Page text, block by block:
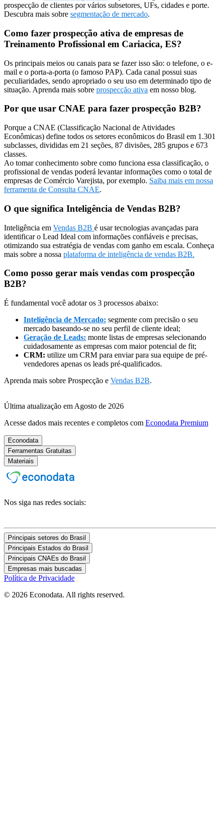
prospecção de clientes por vários subsetores, UFs, cidades e porte.
Descubra mais sobre segmentação de mercado.
Como fazer prospecção ativa de empresas de
Treinamento Profissional em Cariacica, ES?
Os principais meios ou canais para se fazer isso são: o telefone, o e-
mail e o porta-a-porta (o famoso PAP). Cada canal possui suas
peculiaridades, sendo apropriado o seu uso em determinado tipo de
situação. Aprenda mais sobre prospecção ativa em nosso blog.
Por que usar CNAE para fazer prospecção B2B?
Porque a CNAE (Classificação Nacional de Atividades
Econômicas) define todos os setores econômicos do Brasil em 1.301
subclasses, divididas em 21 seções, 87 divisões, 285 grupos e 673
classes.
Ao tomar conhecimento sobre como funciona essa classificação, o
profissional de vendas poderá levantar informações como o total de
empresas de Comércio Varejista, por exemplo. Saiba mais em nossa
ferramenta de Consulta CNAE.
O que significa Inteligência de Vendas B2B?
Inteligência em Vendas B2B é usar tecnologias avançadas para
identificar o Lead Ideal com informações confiáveis e precisas,
otimizando sua estratégia de vendas com ganho em escala. Conheça
mais sobre a nossa plataforma de inteligência de vendas B2B.
Como posso gerar mais vendas com prospecção
B2B?
É fundamental você adotar os 3 processos abaixo:
Inteligência de Mercado: segmente com precisão o seu
mercado baseando-se no seu perfil de cliente ideal;
Geração de Leads: monte listas de empresas selecionando
cuidadosamente as empresas com maior potencial de fit;
CRM: utilize um CRM para enviar para sua equipe de pré-
vendedores apenas os leads pré-qualificados.
Aprenda mais sobre Prospecção e Vendas B2B.
Última atualização em Agosto de 2026
Acesse dados mais recentes e completos com Econodata Premium
Econodata
Ferramentas Gratuitas
Materiais
Nos siga nas redes sociais:
Principais setores do Brasil
Principais Estados do Brasil
Principais CNAEs do Brasil
Empresas mais buscadas
Política de Privacidade
© 2026 Econodata. All rights reserved.